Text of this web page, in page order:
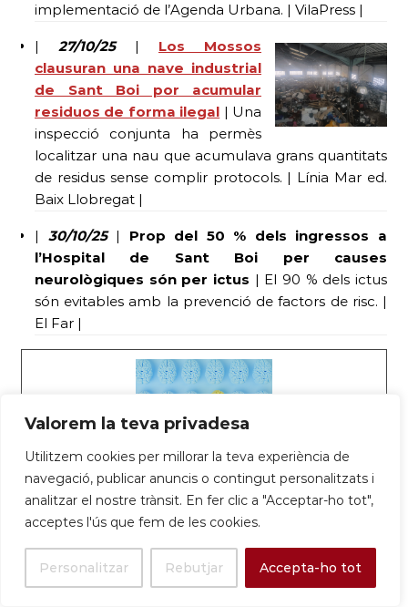
Valorem la teva privadesa
Utilitzem cookies per millorar la teva experiència de
navegació, publicar anuncis o contingut personalitzats i
analitzar el nostre trànsit. En fer clic a "Acceptar-ho tot",
acceptes l'ús que fem de les cookies.
Personalitzar Rebutjar Accepta-ho tot
implementació de l’Agenda Urbana. | VilaPress |
| 27/10/25| Los Mossos
clausuran una nave industrial
de Sant Boi por acumular
residuos de forma ilegal | Una
inspecció conjunta ha permès
localitzar una nau que acumulava grans quantitats
de residus sense complir protocols. | Línia Mar ed.
Baix Llobregat |
| 30/10/25| Prop del 50 % dels ingressos a
l’Hospital de Sant Boi per causes
neurològiques són per ictus | El 90 % dels ictus
són evitables amb la prevenció de factors de risc. |
El Far |
Prop del 50% dels ingressos a l’Hospital
SJD Sant Boi per causes neurològiques
són per ictus – Parc Sanitari Sant Joan